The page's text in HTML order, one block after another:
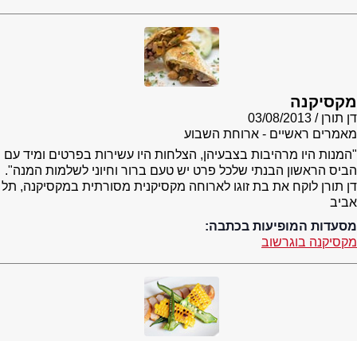
מקסיקנה
דן תורן
03/08/2013
מאמרים ראשיים - ארוחת השבוע
"המנות היו מרהיבות בצבעיהן, הצלחות היו עשירות בפרטים ומיד עם
הביס הראשון הבנתי שלכל פרט יש טעם ברור וחיוני לשלמות המנה".
דן תורן לוקח את בת זוגו לארוחה מקסיקנית מסורתית במקסיקנה, תל
אביב
מסעדות המופיעות בכתבה:
מקסיקנה בוגרשוב